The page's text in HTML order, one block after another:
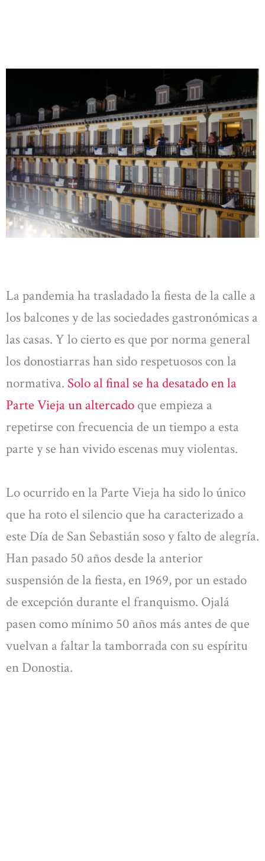
La pandemia ha trasladado la fiesta de la calle a
los balcones y de las sociedades gastronómicas a
las casas. Y lo cierto es que por norma general
los donostiarras han sido respetuosos con la
normativa. Solo al final se ha desatado en la
Parte Vieja un altercado que empieza a
repetirse con frecuencia de un tiempo a esta
parte y se han vivido escenas muy violentas.
Lo ocurrido en la Parte Vieja ha sido lo único
que ha roto el silencio que ha caracterizado a
este Día de San Sebastián soso y falto de alegría.
Han pasado 50 años desde la anterior
suspensión de la fiesta, en 1969, por un estado
de excepción durante el franquismo. Ojalá
pasen como mínimo 50 años más antes de que
vuelvan a faltar la tamborrada con su espíritu
en Donostia.